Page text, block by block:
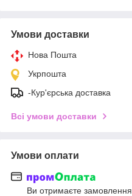
Умови доставки
Нова Пошта
Укрпошта
-Кур'єрська доставка
Всі умови доставки
Умови оплати
Ви отримаєте замовлення